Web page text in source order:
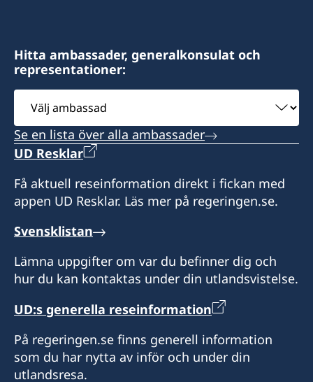
Hitta ambassader, generalkonsulat och
representationer:
Välj
ambassad
Se en lista över alla ambassader
UD Resklar
Få aktuell reseinformation direkt i fickan med
appen UD Resklar. Läs mer på regeringen.se.
Svensklistan
Lämna uppgifter om var du befinner dig och
hur du kan kontaktas under din utlandsvistelse.
UD:s generella reseinformation
På regeringen.se finns generell information
som du har nytta av inför och under din
utlandsresa.